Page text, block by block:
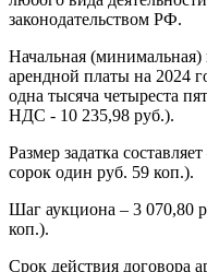
законодательством РФ.
Начальная (минимальная)
арендной платы на 2024
одна тысяча четыреста
НДС - 10 235,98 руб.).
Размер задатка
сорок один руб. 59 коп.).
Шаг аукциона – 3 070,80
коп.).
Срок действия договора